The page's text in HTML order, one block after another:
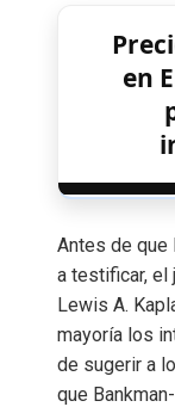
en
Antes de que
a testificar, el
Lewis A.
mayoría los
de sugerir a
que